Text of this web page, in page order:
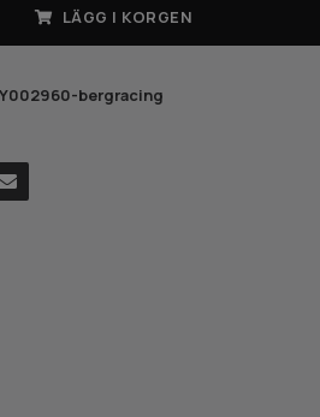
LÄGG I KORGEN
bergracing